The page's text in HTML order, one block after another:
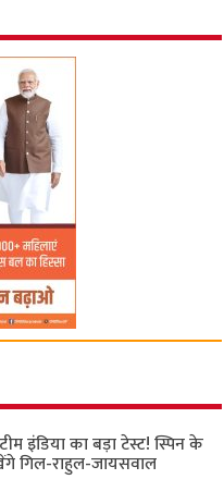
इंडिया का बड़ा टेस्ट! स्पिन के
गिल-राहुल-जायसवाल